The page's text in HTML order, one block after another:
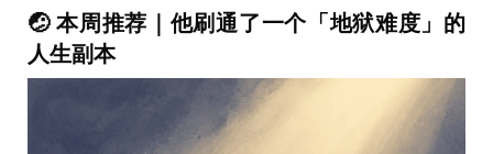
🤕 本周推荐｜他刷通了一个「地狱难度」的
人生副本